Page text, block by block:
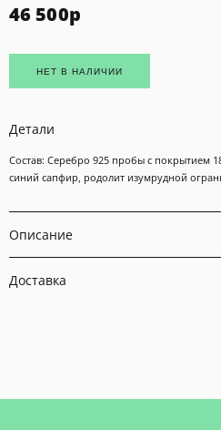
46 500р
НЕТ В НАЛИЧИИ
Детали
Состав: Серебро 925 пробы с покрытием
синий сапфир, родолит изумрудной
Описание
Доставка